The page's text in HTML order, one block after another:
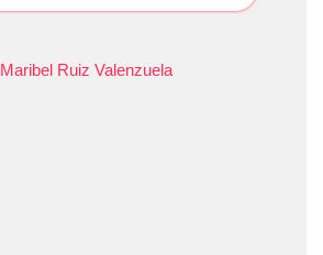
Maribel Ruiz Valenzuela